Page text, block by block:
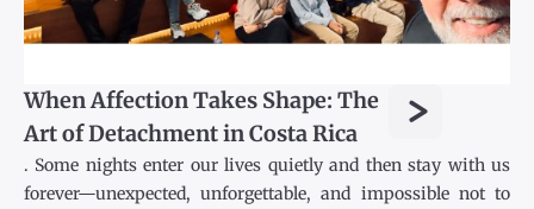
When Affection Takes Shape: The
Art of Detachment in Costa Rica
>
. Some nights enter our lives quietly and then stay with us
forever—unexpected, unforgettable, and impossible not to